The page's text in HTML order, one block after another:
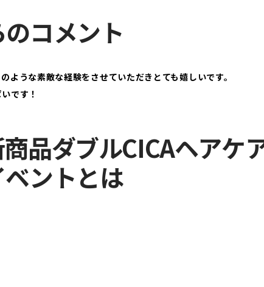
コメント
ような素敵な経験をさせていただきとても嬉しいです。
です！
品ダブルCICAヘアケ
ントとは